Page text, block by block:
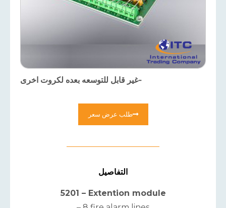
-غير قابل للتوسعه بعده لكروت اخرى
طلب عرض سعر
التفاصيل
5201 – Extention module